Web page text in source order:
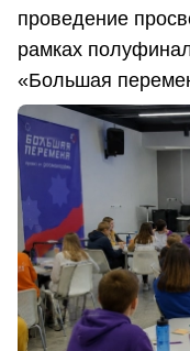
проведение
рамках
«Большая